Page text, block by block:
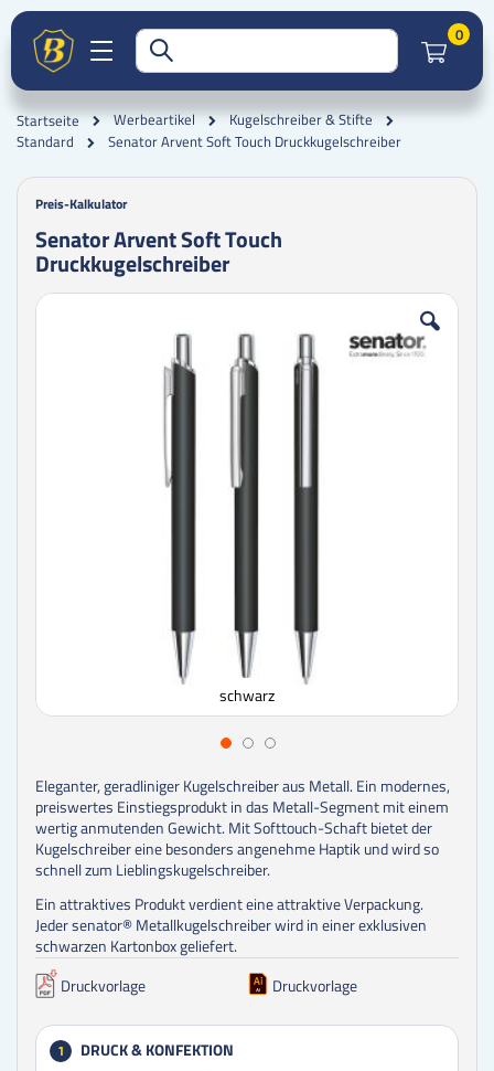
0
Startseite Werbeartikel
Kugelschreiber & Stifte
Standard
Senator Arvent Soft Touch Druckkugelschreiber
Preis-Kalkulator
Senator Arvent Soft Touch
Druckkugelschreiber
Zum
schwarz
Zum
Eleganter, geradliniger Kugelschreiber aus Metall. Ein modernes,
preiswertes Einstiegsprodukt in das Metall-Segment mit einem
wertig anmutenden Gewicht. Mit Softtouch-Schaft bietet der
Kugelschreiber eine besonders angenehme Haptik und wird so
schnell zum Lieblingskugelschreiber.
Ein attraktives Produkt verdient eine attraktive Verpackung.
Jeder senator® Metallkugelschreiber wird in einer exklusiven
schwarzen Kartonbox geliefert.
Druckvorlage
Druckvorlage
1 DRUCK & KONFEKTION